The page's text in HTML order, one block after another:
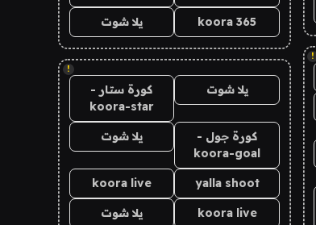
!
koora 365 يلا شوت
!
يلا شوت
كورة ستار -
koora-star
كورة جول -
koora-goal
يلا شوت
yalla shoot
koora live
koora live يلا شوت